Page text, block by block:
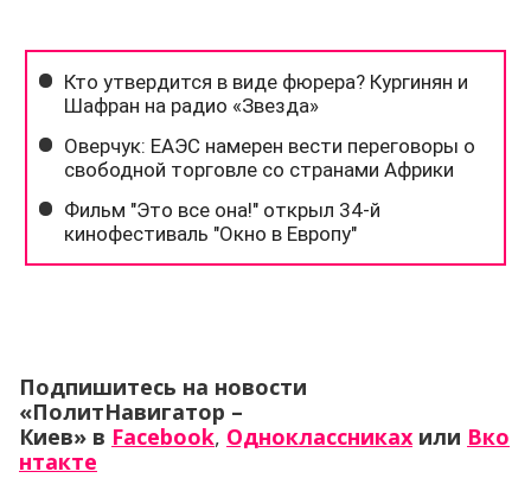
Подпишитесь на новости
«ПолитНавигатор –
Киев» в Facebook, Одноклассниках или Вко
нтакте